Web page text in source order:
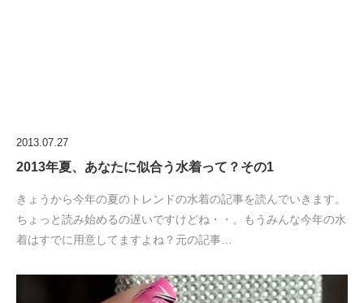
2013.07.27
2013年夏、あなたに似合う水着って？その1
きょうから今年の夏のトレンドの水着の記事を読んでいきます。
ちょっと読み始めるの遅いですけどね・・。もうみんな今年の水
着はすでに用意してますよね？元の記事…